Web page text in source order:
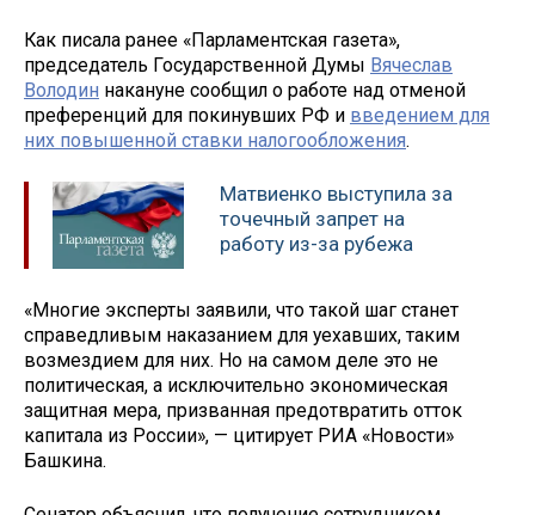
Как писала ранее «Парламентская газета»,
председатель Государственной Думы Вячеслав
Володин накануне сообщил о работе над отменой
преференций для покинувших РФ и введением для
них повышенной ставки налогообложения.
Матвиенко выступила за
точечный запрет на
работу из-за рубежа
«Многие эксперты заявили, что такой шаг станет
справедливым наказанием для уехавших, таким
возмездием для них. Но на самом деле это не
политическая, а исключительно экономическая
защитная мера, призванная предотвратить отток
капитала из России», — цитирует РИА «Новости»
Башкина.